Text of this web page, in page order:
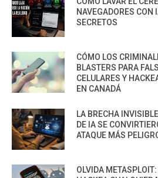
NAVEGADORES CON
SECRETOS
CÓMO LOS
BLASTERS PARA
CELULARES Y
EN CANADÁ
LA BRECHA
DE IA SE
ATAQUE MÁS
OLVIDA